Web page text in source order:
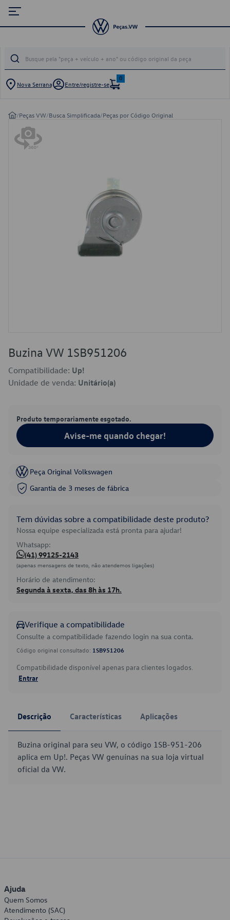
Nova Serrana Entre/registre-se
0
/Peças VW/Busca Simplificada/Peças por Código Original
Buzina VW 1SB951206
Compatibilidade: Up!
Unidade de venda: Unitário(a)
Produto temporariamente esgotado.
Avise-me quando chegar!
Peça Original Volkswagen
Garantia de 3 meses de fábrica
Tem dúvidas sobre a compatibilidade deste produto?
Nossa equipe especializada está pronta para ajudar!
Whatsapp:
(41) 99125-2143
(apenas mensagens de texto, não atendemos ligações)
Horário de atendimento:
Segunda à sexta, das 8h às 17h.
Verifique a compatibilidade
Consulte a compatibilidade fazendo login na sua conta.
Código original consultado: 1SB951206
Compatibilidade disponível apenas para clientes logados.
Entrar
Descrição Características Aplicações
Buzina original para seu VW, o código 1SB-951-206
aplica em Up!. Peças VW genuínas na sua loja virtual
oficial da VW.
Ajuda
Quem Somos
Atendimento (SAC)